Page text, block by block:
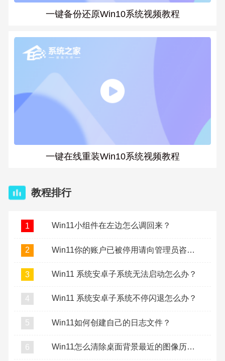
一键备份还原Win10系统视频教程
一键在线重装Win10系统视频教程
教程排行
1 Win11小组件在左边怎么调回来？
2 Win11你的账户已被停用请向管理员咨询怎么办？
3 Win11 系统安卓子系统无法启动怎么办？
4 Win11 系统安卓子系统不停闪退怎么办？
5 Win11如何创建自己的日志文件？
6 Win11怎么清除桌面背景最近的图像历史记录？